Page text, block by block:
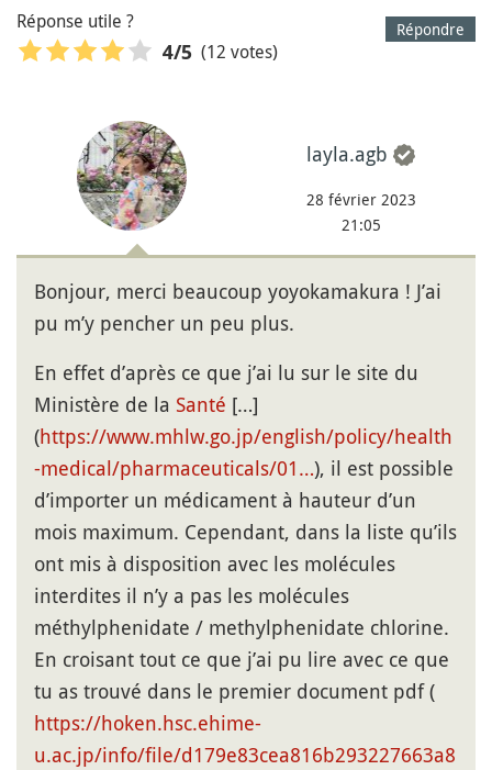
Répondre
Réponse utile ?
4/5 (12 votes)
layla.agb
28 février 2023
21:05
Bonjour, merci beaucoup yoyokamakura ! J’ai
pu m’y pencher un peu plus.
En effet d’après ce que j’ai lu sur le site du
Ministère de la Santé […]
(https://www.mhlw.go.jp/english/policy/health
-medical/pharmaceuticals/01…), il est possible
d’importer un médicament à hauteur d’un
mois maximum. Cependant, dans la liste qu’ils
ont mis à disposition avec les molécules
interdites il n’y a pas les molécules
méthylphenidate / methylphenidate chlorine.
En croisant tout ce que j’ai pu lire avec ce que
tu as trouvé dans le premier document pdf (
https://hoken.hsc.ehime-
u.ac.jp/info/file/d179e83cea816b293227663a8